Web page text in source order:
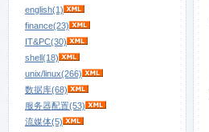
english(1)
finance(23)
IT&PC(30)
shell(18)
unix/linux(266)
数据库(68)
服务器配置(53)
流媒体(5)